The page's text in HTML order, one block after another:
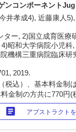
ンコンポーネント
井孝成4), 近藤康人
ー, 2)国立成育医
昭和大学病院小児
機構三重病院臨床
2019.
税込）、基本料金制
金制の方共に770円(
article アブストラクト